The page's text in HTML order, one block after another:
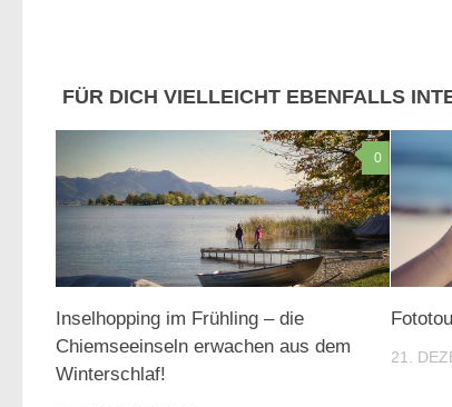
FÜR DICH VIELLEICHT EBENFALLS
0
Inselhopping im Frühling – die
Chiemseeinseln erwachen aus dem
Winterschlaf!
21.